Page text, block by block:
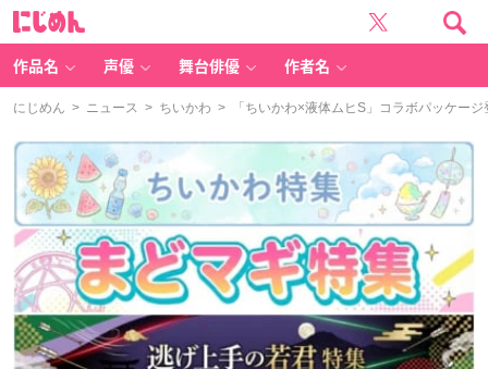
作品名 声優 舞台俳優 作者名
にじめん > ニュース > ちいかわ > 「ちいかわ×液体ムヒS」コラボパッケー